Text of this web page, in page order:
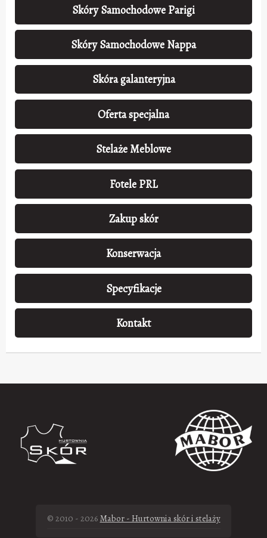
Skóry Samochodowe Parigi
Skóry Samochodowe Nappa
Skóra galanteryjna
Oferta specjalna
Stelaże Meblowe
Fotele PRL
Zakup skór
Konserwacja
Specyfikacje
Kontakt
© 2010 - 2026 Mabor - Hurtownia skór i stelaży